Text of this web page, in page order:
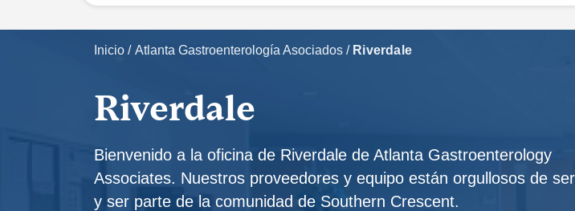
Inicio / Atlanta Gastroenterología Asociados/ Riverdale
Riverdale
Bienvenido a la oficina de Riverdale de Atlanta Gastroenterology
Associates. Nuestros proveedores y equipo están orgullosos de
y ser parte de la comunidad de Southern Crescent.